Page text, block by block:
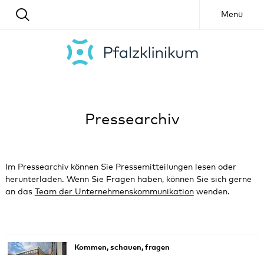
Menü
Pressearchiv
Im Pressearchiv können Sie Pressemitteilungen lesen oder
herunterladen. Wenn Sie Fragen haben, können Sie sich gerne
an das Team der Unternehmenskommunikationwenden.
Kommen, schauen, fragen